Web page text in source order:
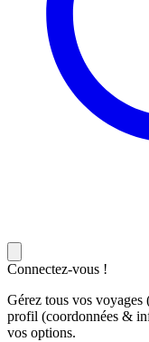
Connectez-vous !
Gérez tous vos voyages
profil (coordonnées &
vos options.